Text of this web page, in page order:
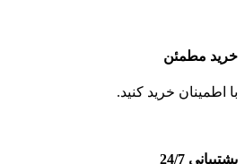
خرید مطمئن
با اطمینان خرید کنید.
پشتیبانی 24/7